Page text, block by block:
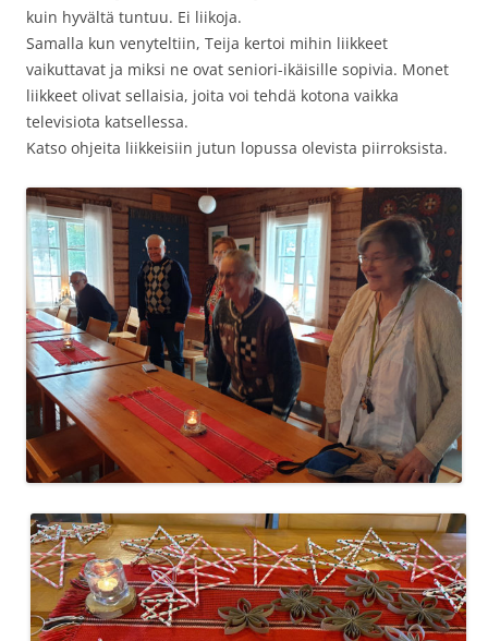
kuin hyvältä tuntuu. Ei liikoja.
Samalla kun venyteltiin, Teija kertoi mihin liikkeet
vaikuttavat ja miksi ne ovat seniori-ikäisille sopivia. Monet
liikkeet olivat sellaisia, joita voi tehdä kotona vaikka
televisiota katsellessa.
Katso ohjeita liikkeisiin jutun lopussa olevista piirroksista.